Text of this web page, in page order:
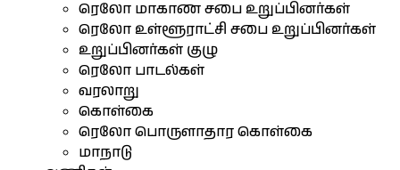
ரெலோ மாகாண சபை உறுப்பினர்கள்
ரெலோ உள்ளூராட்சி சபை உறுப்பினர்கள்
உறுப்பினர்கள் குழு
ரெலோ பாடல்கள்
வரலாறு
கொள்கை
ரெலோ பொருளாதார கொள்கை
மாநாடு